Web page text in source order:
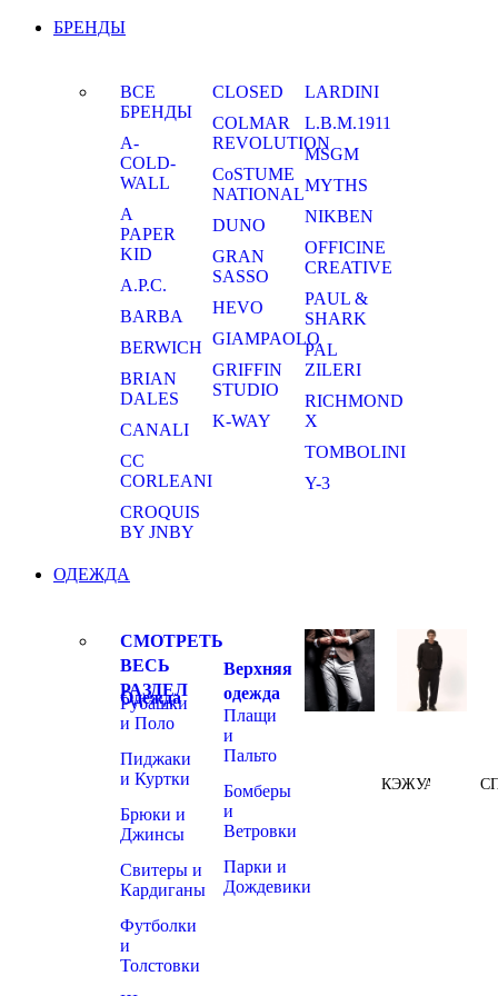
БРЕНДЫ
ВСЕ
БРЕНДЫ
A-
COLD-
WALL
A
PAPER
KID
A.P.C.
BARBA
BERWICH
BRIAN
DALES
CANALI
CC
CORLEANI
CROQUIS
BY JNBY
CLOSED
COLMAR
REVOLUTION
CoSTUME
NATIONAL
DUNO
GRAN
SASSO
HEVO
GIAMPAOLO
GRIFFIN
STUDIO
K-WAY
LARDINI
L.B.M.1911
MSGM
MYTHS
NIKBEN
OFFICINE
CREATIVE
PAUL &
SHARK
PAL
ZILERI
RICHMOND
X
TOMBOLINI
Y-3
ОДЕЖДА
СМОТРЕТЬ
ВЕСЬ
РАЗДЕЛ
Одежда
Рубашки
и Поло
Пиджаки
и Куртки
Брюки и
Джинсы
Свитеры и
Кардиганы
Футболки
и
Толстовки
Верхняя
одежда
Плащи
и
Пальто
Бомберы
и
Ветровки
Парки и
Дождевики
КЭЖУАЛ